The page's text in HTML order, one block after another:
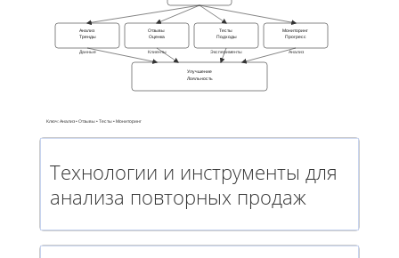
Анализ
Тренды
Отзывы
Оценка
Тесты
Подходы
Мониторинг
Прогресс
Улучшение
Лояльность
Данные Клиенты Эксперименты Анализ
Ключ: Анализ • Отзывы • Тесты • Мониторинг
Технологии и инструменты для
анализа повторных продаж